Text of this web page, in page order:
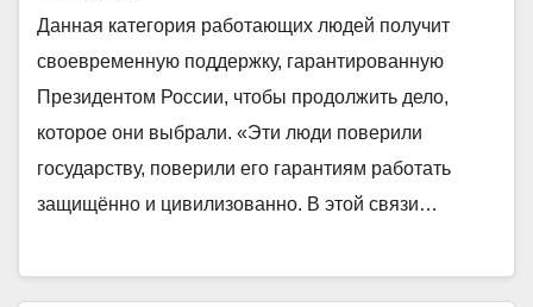
Данная категория работающих людей получит
своевременную поддержку, гарантированную
Президентом России, чтобы продолжить дело,
которое они выбрали. «Эти люди поверили
государству, поверили его гарантиям работать
защищённо и цивилизованно. В этой связи…